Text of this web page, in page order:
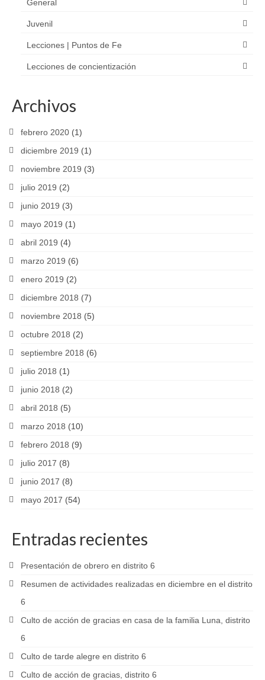
General
Juvenil
Lecciones | Puntos de Fe
Lecciones de concientización
Archivos
febrero 2020 (1)
diciembre 2019 (1)
noviembre 2019 (3)
julio 2019 (2)
junio 2019 (3)
mayo 2019 (1)
abril 2019 (4)
marzo 2019 (6)
enero 2019 (2)
diciembre 2018 (7)
noviembre 2018 (5)
octubre 2018 (2)
septiembre 2018 (6)
julio 2018 (1)
junio 2018 (2)
abril 2018 (5)
marzo 2018 (10)
febrero 2018 (9)
julio 2017 (8)
junio 2017 (8)
mayo 2017 (54)
Entradas recientes
Presentación de obrero en distrito 6
Resumen de actividades realizadas en diciembre en el distrito
6
Culto de acción de gracias en casa de la familia Luna, distrito
6
Culto de tarde alegre en distrito 6
Culto de acción de gracias, distrito 6